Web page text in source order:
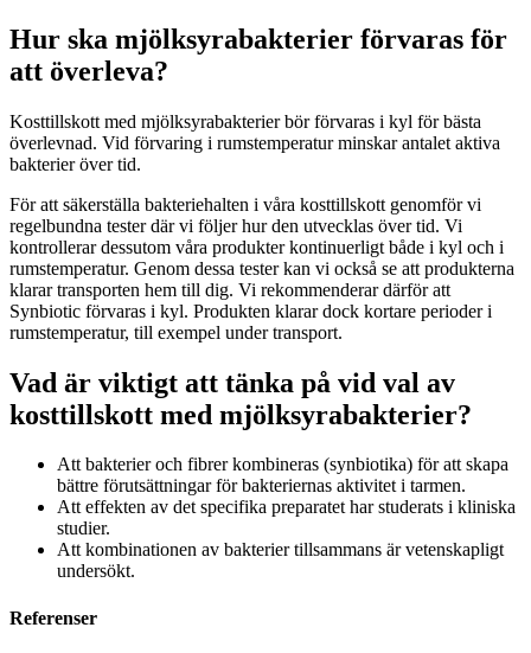
Hur ska mjölksyrabakterier förvaras för
att överleva?
Kosttillskott med mjölksyrabakterier bör förvaras i kyl för bästa
överlevnad. Vid förvaring i rumstemperatur minskar antalet aktiva
bakterier över tid.
För att säkerställa bakteriehalten i våra kosttillskott genomför vi
regelbundna tester där vi följer hur den utvecklas över tid. Vi
kontrollerar dessutom våra produkter kontinuerligt både i kyl och i
rumstemperatur. Genom dessa tester kan vi också se att produkterna
klarar transporten hem till dig. Vi rekommenderar därför att
Synbiotic förvaras i kyl. Produkten klarar dock kortare perioder i
rumstemperatur, till exempel under transport.
Vad är viktigt att tänka på vid val av
kosttillskott med mjölksyrabakterier?
Att bakterier och fibrer kombineras (synbiotika) för att skapa
bättre förutsättningar för bakteriernas aktivitet i tarmen.
Att effekten av det specifika preparatet har studerats i kliniska
studier.
Att kombinationen av bakterier tillsammans är vetenskapligt
undersökt.
Referenser